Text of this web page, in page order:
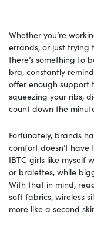
Whether you’re
errands, or just trying
there’s something to
bra, constantly
offer enough support
squeezing your ribs,
count down the
Fortunately, brands
comfort doesn’t
IBTC girls like myself
or bralettes, while
With that in mind,
soft fabrics, wireless
more like a second